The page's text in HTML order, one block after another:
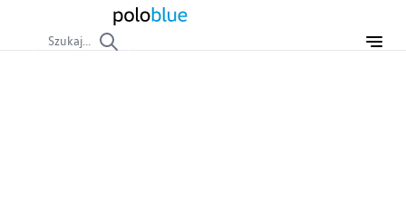
Szukaj...